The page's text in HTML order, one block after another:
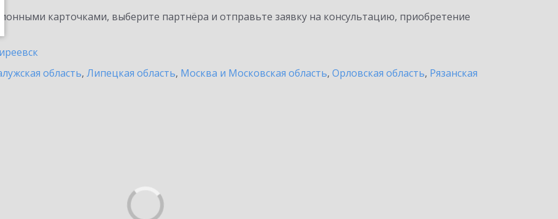
карточками, выберите партнёра и отправьте заявку на консультацию, приобретение
область, Липецкая область, Москва и Московская область, Орловская область, Рязанская